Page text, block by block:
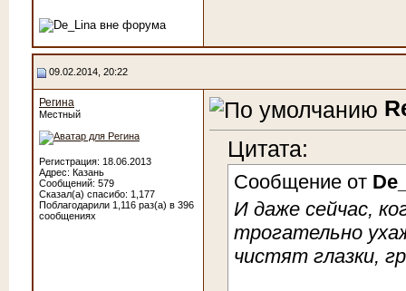
09.02.2014, 20:22
Регина
Местный
Регистрация: 18.06.2013
Адрес: Казань
Сообщений: 579
Сказал(а) спасибо: 1,177
Поблагодарили 1,116 раз(а) в 396
сообщениях
Цитата:
Сообщение от
И даже сейчас,
трогательно
чистят глазки,